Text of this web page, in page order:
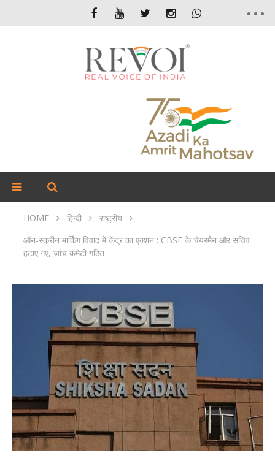
HOME हिन्दी
राष्ट्रीय
ऑन-स्क्रीन मार्किंग विवाद में केंद्र का एक्शन : CBSE के चेयरमैन और सचिव
हटाए गए, जांच कमेटी गठित